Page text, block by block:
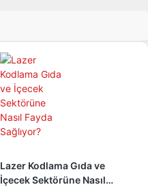
Lazer Kodlama Gıda ve
İçecek Sektörüne Nasıl